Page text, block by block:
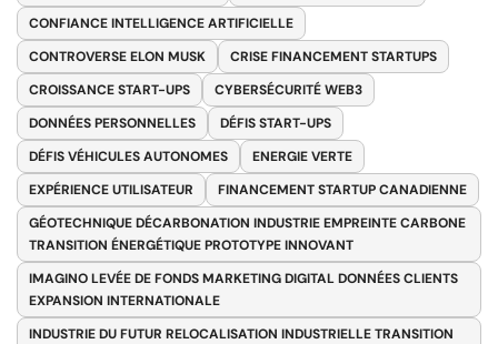
CONFIANCE INTELLIGENCE ARTIFICIELLE
CONTROVERSE ELON MUSK
CRISE FINANCEMENT STARTUPS
CROISSANCE START-UPS
CYBERSÉCURITÉ WEB3
DONNÉES PERSONNELLES
DÉFIS START-UPS
DÉFIS VÉHICULES AUTONOMES
ENERGIE VERTE
EXPÉRIENCE UTILISATEUR
FINANCEMENT STARTUP CANADIENNE
GÉOTECHNIQUE DÉCARBONATION INDUSTRIE EMPREINTE CARBONE
TRANSITION ÉNERGÉTIQUE PROTOTYPE INNOVANT
IMAGINO LEVÉE DE FONDS MARKETING DIGITAL DONNÉES CLIENTS
EXPANSION INTERNATIONALE
INDUSTRIE DU FUTUR RELOCALISATION INDUSTRIELLE TRANSITION